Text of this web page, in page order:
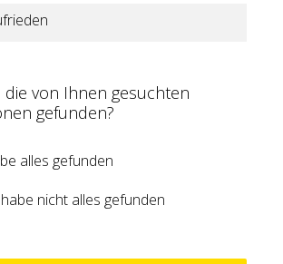
die von Ihnen gesuchten
gefunden?
alles gefunden
nicht alles gefunden